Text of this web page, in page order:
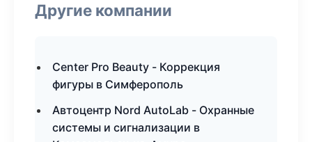
Другие компании
Center Pro Beauty - Коррекция
фигуры в Симферополь
Автоцентр Nord AutoLab - Охранные
системы и сигнализации в